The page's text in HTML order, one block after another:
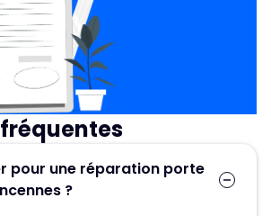
pour une réparation porte
?